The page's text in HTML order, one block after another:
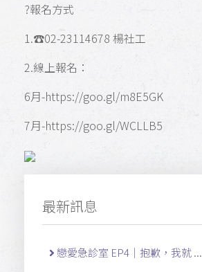
?報名方式
1.☎️02-23114678 楊社工
2.線上報名：
6月-https://goo.gl/m8E5GK
7月-https://goo.gl/WCLLB5
最新訊息
戀愛急診室 EP4｜抱歉，我就 ...